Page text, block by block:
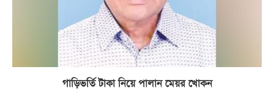
গাড়িভর্তি টাকা নিয়ে পালান মেয়র খোকন